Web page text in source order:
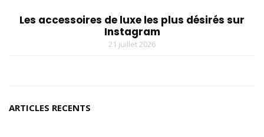
Les accessoires de luxe les plus désirés sur
Instagram
21 juillet 2026
ARTICLES RECENTS